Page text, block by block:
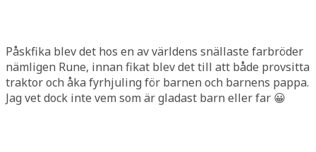
Påskfika blev det hos en av världens snällaste farbröder
nämligen Rune, innan fikat blev det till att både provsitta
traktor och åka fyrhjuling för barnen och barnens pappa.
Jag vet dock inte vem som är gladast barn eller far 😀